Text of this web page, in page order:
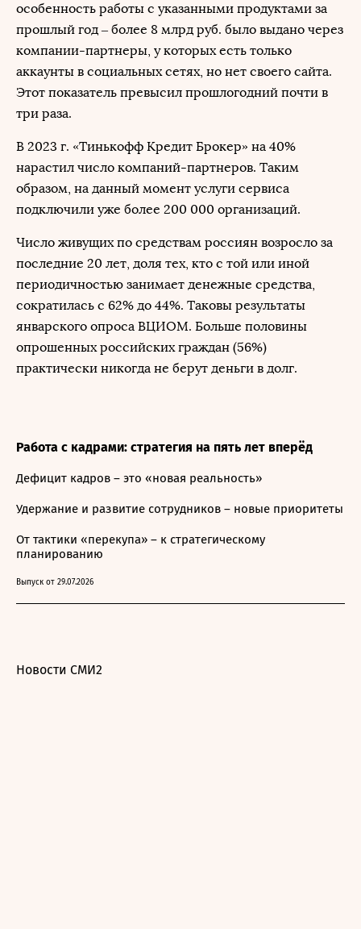
особенность работы с указанными продуктами за
прошлый год ‒ более 8 млрд руб. было выдано через
компании-партнеры, у которых есть только
аккаунты в социальных сетях, но нет своего сайта.
Этот показатель превысил прошлогодний почти в
три раза.
В 2023 г. «Тинькофф Кредит Брокер» на 40%
нарастил число компаний-партнеров. Таким
образом, на данный момент услуги сервиса
подключили уже более 200 000 организаций.
Число живущих по средствам россиян возросло за
последние 20 лет, доля тех, кто с той или иной
периодичностью занимает денежные средства,
сократилась с 62% до 44%. Таковы результаты
январского опроса ВЦИОМ. Больше половины
опрошенных российских граждан (56%)
практически никогда не берут деньги в долг.
Работа с кадрами: стратегия на пять лет вперёд
Дефицит кадров – это «новая реальность»
Удержание и развитие сотрудников – новые приоритеты
От тактики «перекупа» – к стратегическому
планированию
Выпуск от 29.07.2026
Новости СМИ2